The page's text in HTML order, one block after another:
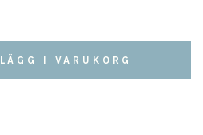
LÄGG I VARUKORG